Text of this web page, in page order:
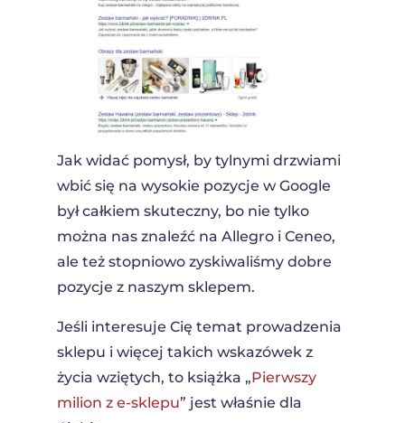
Jak widać pomysł, by tylnymi drzwiami
wbić się na wysokie pozycje w Google
był całkiem skuteczny, bo nie tylko
można nas znaleźć na Allegro i Ceneo,
ale też stopniowo zyskiwaliśmy dobre
pozycje z naszym sklepem.
Jeśli interesuje Cię temat prowadzenia
sklepu i więcej takich wskazówek z
życia wziętych, to książka „Pierwszy
milion z e-sklepu” jest właśnie dla